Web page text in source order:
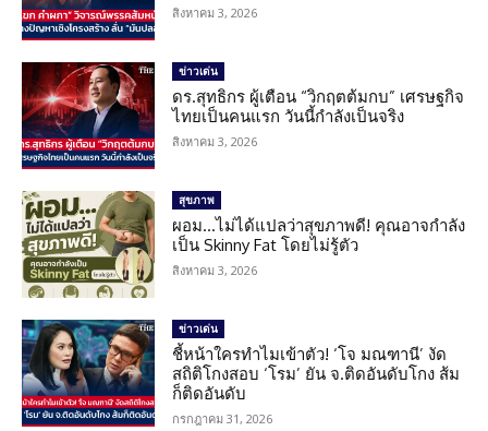
สิงหาคม 3, 2026
ข่าวเด่น
ดร.สุทธิกร ผู้เตือน “วิกฤตต้มกบ” เศรษฐกิจ
ไทยเป็นคนแรก วันนี้กำลังเป็นจริง
สิงหาคม 3, 2026
สุขภาพ
ผอม…ไม่ได้แปลว่าสุขภาพดี! คุณอาจกำลัง
เป็น Skinny Fat โดยไม่รู้ตัว
สิงหาคม 3, 2026
ข่าวเด่น
ชี้หน้าใครทำไมเข้าตัว! ‘โจ มณฑานี’ งัด
สถิติโกงสอบ ‘โรม’ ยัน จ.ติดอันดับโกง ส้ม
ก็ติดอันดับ
กรกฎาคม 31, 2026